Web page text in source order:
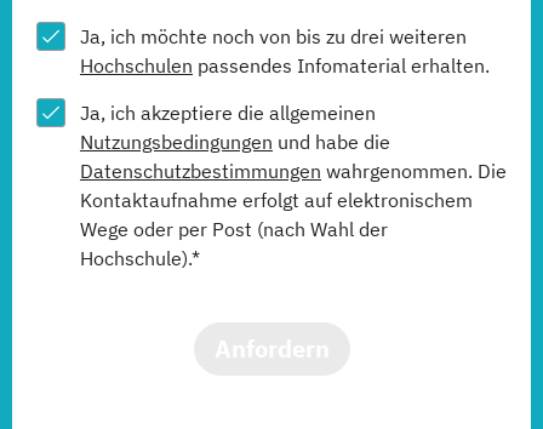
Ja, ich möchte noch von bis zu drei weiteren
Hochschulen passendes Infomaterial erhalten.
Ja, ich akzeptiere die allgemeinen
Nutzungsbedingungen und habe die
Datenschutzbestimmungen wahrgenommen. Die
Kontaktaufnahme erfolgt auf elektronischem
Wege oder per Post (nach Wahl der
Hochschule).*